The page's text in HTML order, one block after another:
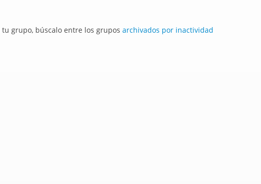
grupo, búscalo entre los grupos archivados por inactividad